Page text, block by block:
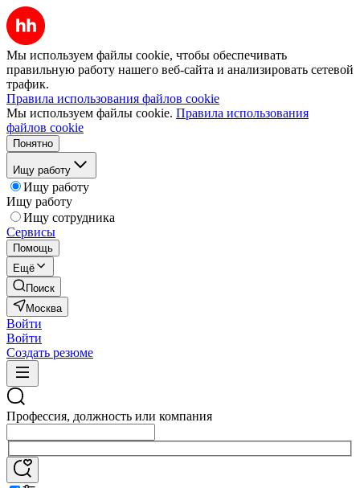
Мы используем файлы cookie, чтобы обеспечивать
правильную работу нашего веб-сайта и анализировать сетевой
трафик.
Правила использования файлов cookie
Мы используем файлы cookie. Правила использования
файлов cookie
Понятно
Ищу работу
Ищу работу
Ищу работу
Ищу сотрудника
Сервисы
Помощь
Ещё
Поиск
Москва
Войти
Войти
Создать резюме
Профессия, должность или компания